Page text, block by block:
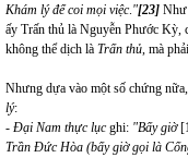
Khám lý để coi mọi việc."[23] Như
ấy Trấn thủ là Nguyễn Phước Kỳ,
không thể dịch là Trấn thủ, mà
Nhưng dựa vào một số chứng
lý:
- Đại Nam thực lụcghi: "Bấy giờ
Trần Đức Hòa (bấy giờ gọi là